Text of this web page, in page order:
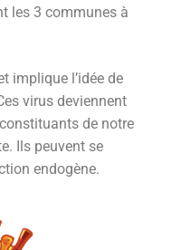
les 3 communes à
implique l’idée de
virus deviennent
de notre
Ils peuvent se
endogène.